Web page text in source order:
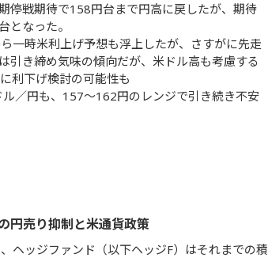
停戦期待で158円台まで円高に戻したが、期待
となった。
一時米利上げ予想も浮上したが、さすがに先走
引き締め気味の傾向だが、米ドル高も考慮する
利下げ検討の可能性も
／円も、157～162円のレンジで引き続き不安
円売り抑制と米通貨政策
ヘッジファンド（以下ヘッジF）はそれまでの積